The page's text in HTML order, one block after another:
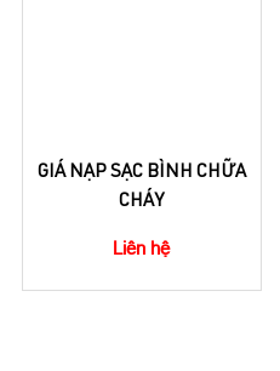
GIÁ NẠP SẠC BÌNH CHỮA
CHÁY
Liên hệ